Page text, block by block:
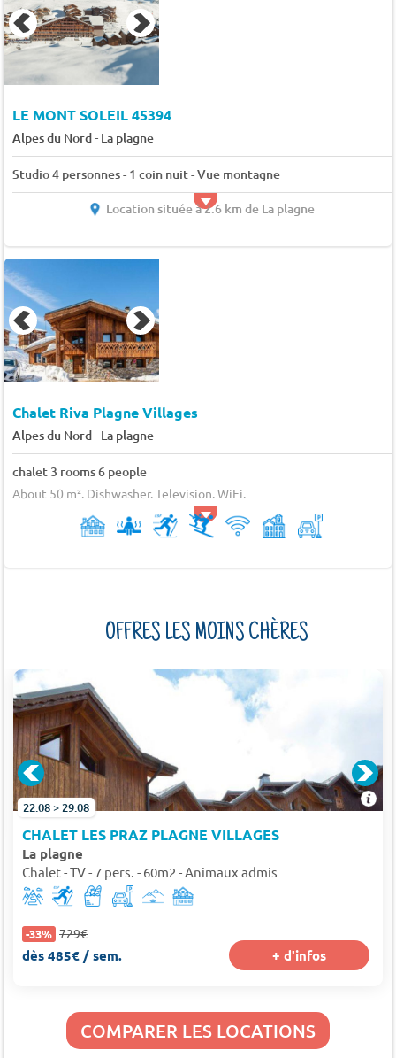
LE MONT SOLEIL 45394
Alpes du Nord- La plagne
Studio 4 personnes - 1 coin nuit - Vue montagne
Location située à 2.6 km de La plagne
Chalet Riva Plagne Villages
Alpes du Nord- La plagne
chalet 3 rooms 6 people
About 50 m². Dishwasher. Television. WiFi.
OFFRES LES MOINS CHÈRES
22.08 > 29.08
CHALET LES PRAZ PLAGNE VILLAGES
La plagne
Chalet - TV - 7 pers. - 60m2 - Animaux admis
-33% 729€
dès 485€ / sem. + d'infos
COMPARER LES LOCATIONS